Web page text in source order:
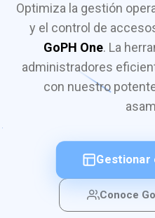
Optimiza la gestión
y el control de
GoPH One. La
administradores
con nuestro
Gestionar
Conoce